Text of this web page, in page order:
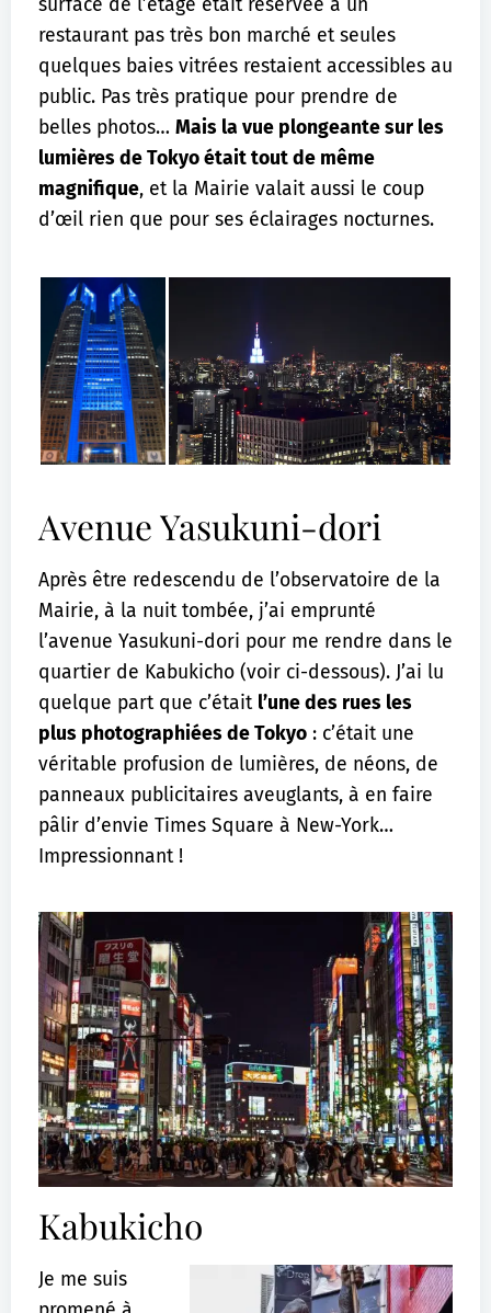
surface de l’étage était réservée à un
restaurant pas très bon marché et seules
quelques baies vitrées restaient accessibles au
public. Pas très pratique pour prendre de
belles photos… Mais la vue plongeante sur les
lumières de Tokyo était tout de même
magnifique, et la Mairie valait aussi le coup
d’œil rien que pour ses éclairages nocturnes.
Avenue Yasukuni-dori
Après être redescendu de l’observatoire de la
Mairie, à la nuit tombée, j’ai emprunté
l’avenue Yasukuni-dori pour me rendre dans le
quartier de Kabukicho (voir ci-dessous). J’ai lu
quelque part que c’était l’une des rues les
plus photographiées de Tokyo : c’était une
véritable profusion de lumières, de néons, de
panneaux publicitaires aveuglants, à en faire
pâlir d’envie Times Square à New-York…
Impressionnant !
Kabukicho
Je me suis